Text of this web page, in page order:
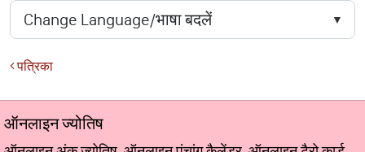
पत्रिका
ऑनलाइन ज्योतिष